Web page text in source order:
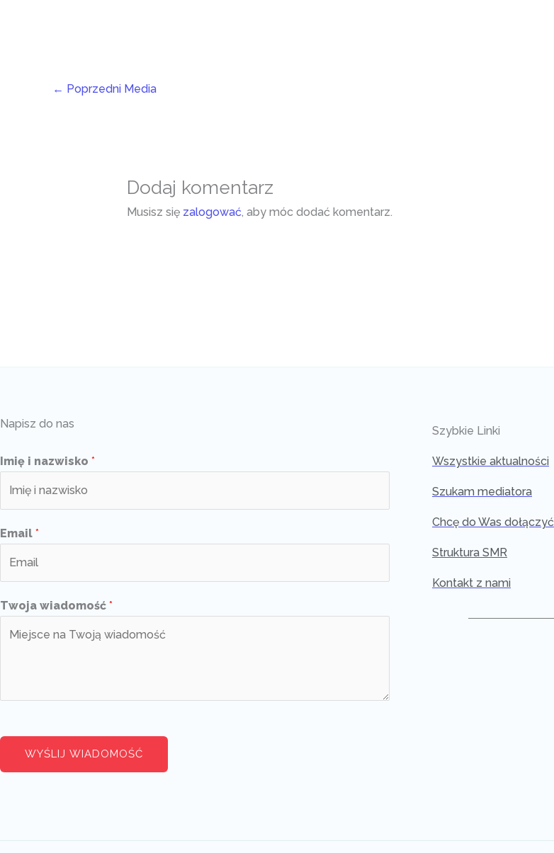
← Poprzedni Media
Dodaj komentarz
Musisz się zalogować, aby móc dodać komentarz.
Napisz do nas
Imię i nazwisko *
Email *
Twoja wiadomość *
WYŚLIJ WIADOMOŚĆ
Szybkie Linki
Wszystkie aktualności
Szukam mediatora
Chcę do Was dołączyć
Struktura SMR
Kontakt z nami